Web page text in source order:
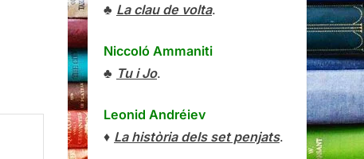
♣ La clau de volta.
Niccoló Ammaniti
♣ Tu i Jo.
Leonid Andréiev
♦ La història dels set penjats.